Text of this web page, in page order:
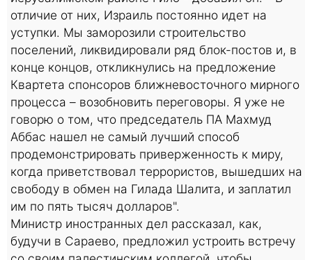
отличие от них, Израиль постоянно идет на
уступки. Мы заморозили строительство
поселений, ликвидировали ряд блок-постов и, в
конце концов, откликнулись на предложение
Квартета спонсоров ближневосточного мирного
процесса – возобновить переговоры. Я уже не
говорю о том, что председатель ПА Махмуд
Аббас нашел не самый лучший способ
продемонстрировать приверженность к миру,
когда приветствовал террористов, вышедших на
свободу в обмен на Гилада Шалита, и заплатил
им по пять тысяч долларов".
Министр иностранных дел рассказал, как,
будучи в Сараево, предложил устроить встречу